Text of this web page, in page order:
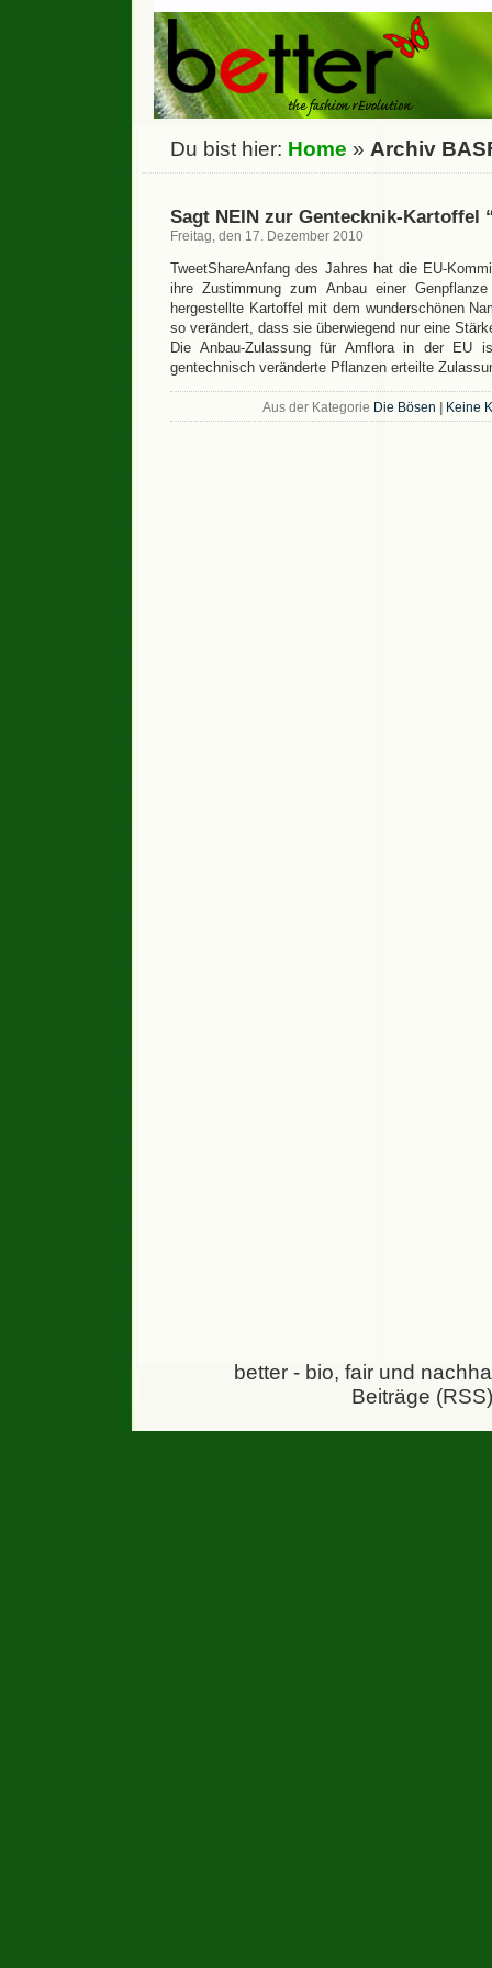
Du bist hier: Home » Archiv
Sagt NEIN zur Gentecknik-Kartoffel
Freitag, den 17. Dezember 2010
TweetShareAnfang des Jahres hat die EU-
ihre Zustimmung zum Anbau einer
hergestellte Kartoffel mit dem wunderschönen
so verändert, dass sie überwiegend nur eine
Die Anbau-Zulassung für Amflora in der EU
gentechnisch veränderte Pflanzen erteilte
Aus der Kategorie Die Bösen Keine
better - bio, fair und
Beiträge (RSS)